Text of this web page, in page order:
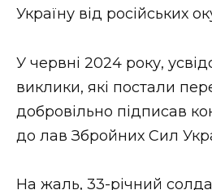
Втрачений Ужгород
ЗАКАРПАТСЬКІ
Україну від російських
У червні 2024 року,
виклики, які постали
добровільно підписав
до лав Збройних Сил
На жаль, 33-річний